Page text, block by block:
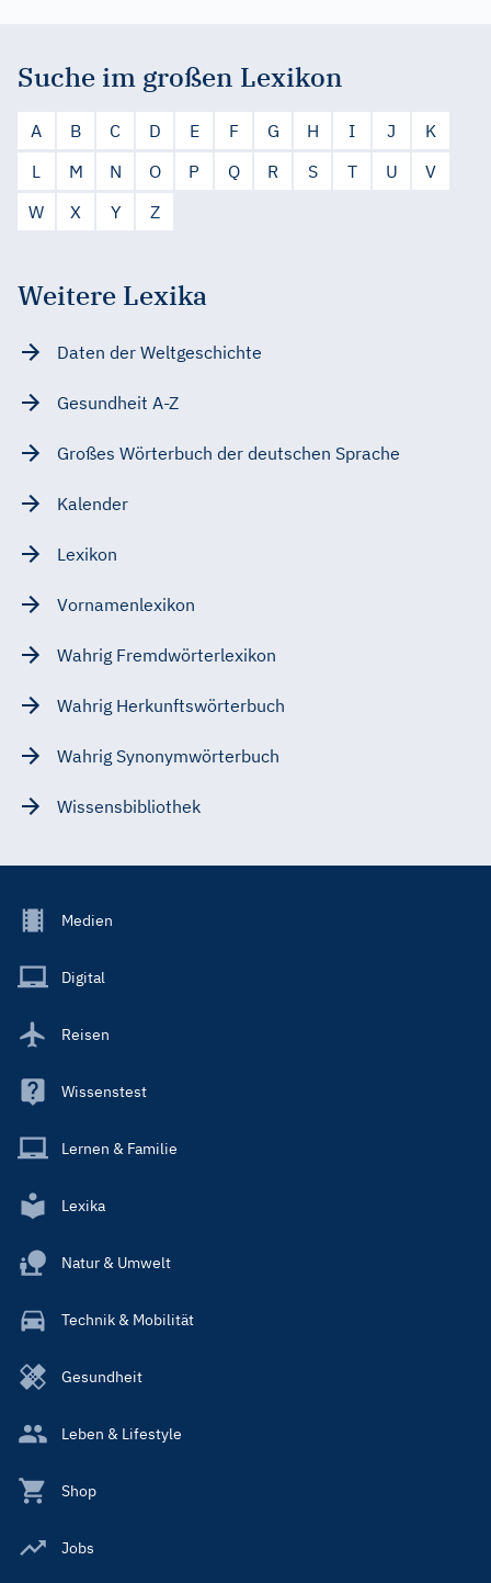
Suche im großen Lexikon
A B C D E F G H I J
K
L
M N O P Q R S T U
V
W
X Y Z
Weitere Lexika
Daten der Weltgeschichte
Gesundheit A-Z
Großes Wörterbuch der deutschen Sprache
Kalender
Lexikon
Vornamenlexikon
Wahrig Fremdwörterlexikon
Wahrig Herkunftswörterbuch
Wahrig Synonymwörterbuch
Wissensbibliothek
Footer
Main
Medien
Digital
Reisen
Wissenstest
Lernen & Familie
Lexika
Natur & Umwelt
Technik & Mobilität
Gesundheit
Leben & Lifestyle
Shop
Jobs